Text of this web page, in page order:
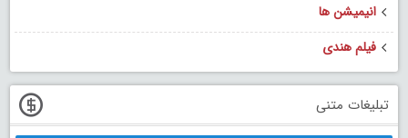
انیمیشن ها
فیلم هندی
تبلیغات متنی